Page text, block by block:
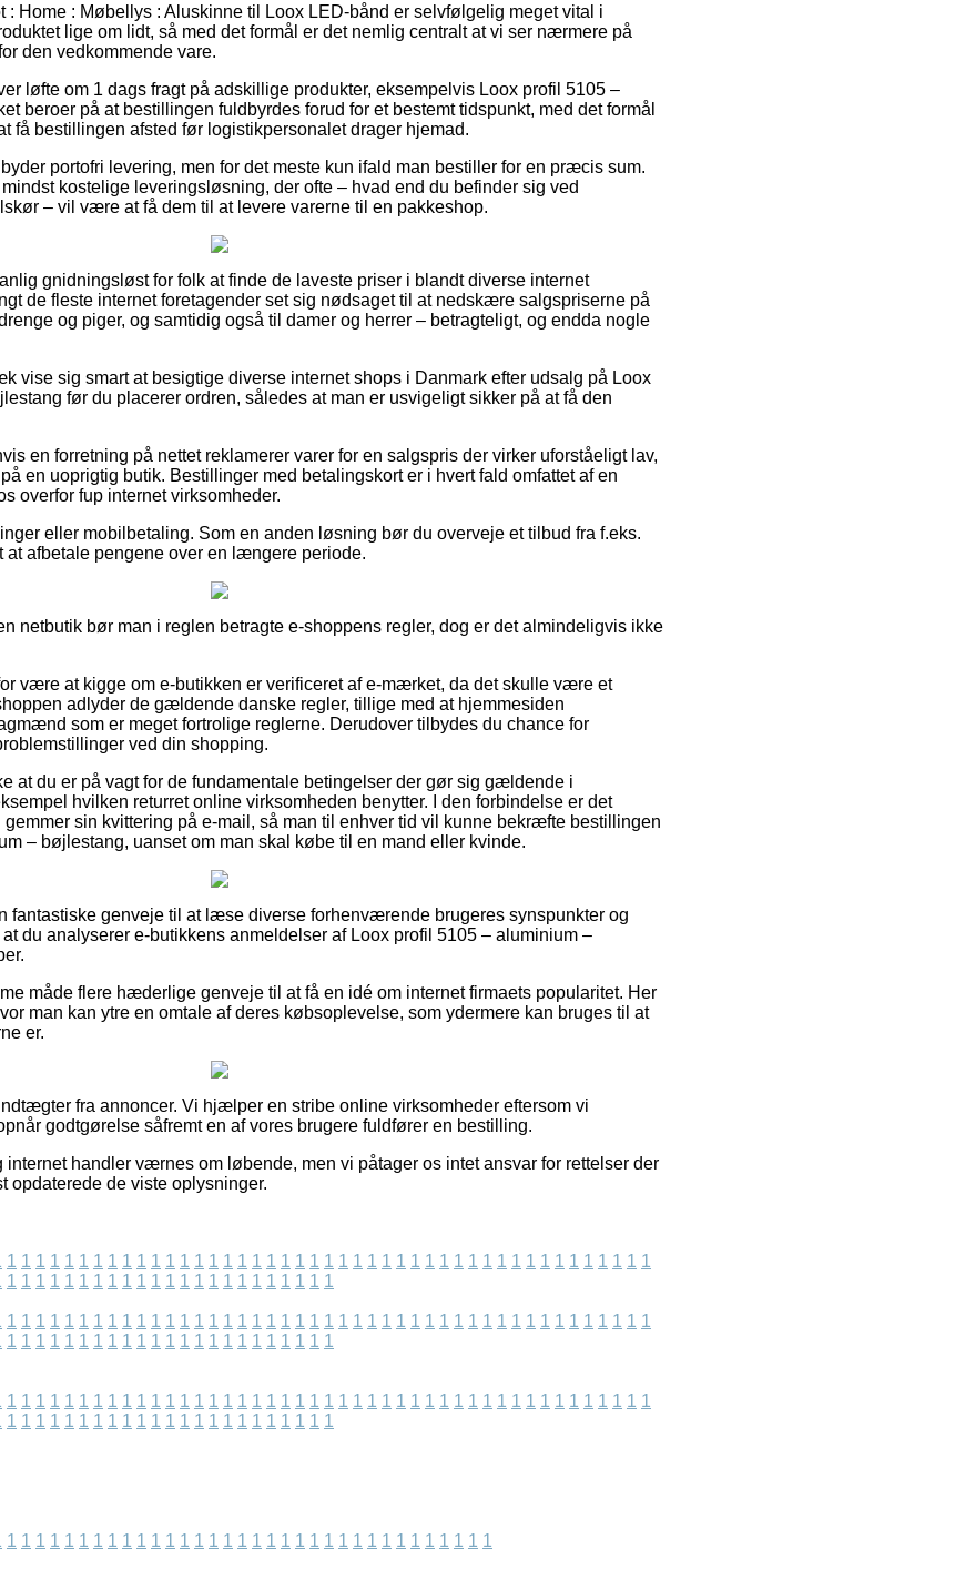
: Home : Møbellys : Aluskinne til Loox LED-bånd er selvfølgelig meget vital i
lige om lidt, så med det formål er det nemlig centralt at vi ser nærmere på
den vedkommende vare.
løfte om 1 dags fragt på adskillige produkter, eksempelvis Loox profil 5105 –
beroer på at bestillingen fuldbyrdes forud for et bestemt tidspunkt, med det formål
få bestillingen afsted før logistikpersonalet drager hjemad.
portofri levering, men for det meste kun ifald man bestiller for en præcis sum.
kostelige leveringsløsning, der ofte – hvad end du befinder sig ved
– vil være at få dem til at levere varerne til en pakkeshop.
gnidningsløst for folk at finde de laveste priser i blandt diverse internet
de fleste internet foretagender set sig nødsaget til at nedskære salgspriserne på
og piger, og samtidig også til damer og herrer – betragteligt, og endda nogle
vise sig smart at besigtige diverse internet shops i Danmark efter udsalg på Loox
før du placerer ordren, således at man er usvigeligt sikker på at få den
en forretning på nettet reklamerer varer for en salgspris der virker uforståeligt lav,
en uoprigtig butik. Bestillinger med betalingskort er i hvert fald omfattet af en
overfor fup internet virksomheder.
eller mobilbetaling. Som en anden løsning bør du overveje et tilbud fra f.eks.
afbetale pengene over en længere periode.
netbutik bør man i reglen betragte e-shoppens regler, dog er det almindeligvis ikke
være at kigge om e-butikken er verificeret af e-mærket, da det skulle være et
adlyder de gældende danske regler, tillige med at hjemmesiden
som er meget fortrolige reglerne. Derudover tilbydes du chance for
ved din shopping.
at du er på vagt for de fundamentale betingelser der gør sig gældende i
hvilken returret online virksomheden benytter. I den forbindelse er det
sin kvittering på e-mail, så man til enhver tid vil kunne bekræfte bestillingen
– bøjlestang, uanset om man skal købe til en mand eller kvinde.
fantastiske genveje til at læse diverse forhenværende brugeres synspunkter og
du analyserer e-butikkens anmeldelser af Loox profil 5105 – aluminium –
måde flere hæderlige genveje til at få en idé om internet firmaets popularitet. Her
man kan ytre en omtale af deres købsoplevelse, som ydermere kan bruges til at
er.
fra annoncer. Vi hjælper en stribe online virksomheder eftersom vi
godtgørelse såfremt en af vores brugere fuldfører en bestilling.
handler værnes om løbende, men vi påtager os intet ansvar for rettelser der
opdaterede de viste oplysninger.
1 1 1 1 1 1 1 1 1 1 1 1 1 1 1 1 1 1 1 1 1 1 1 1 1 1 1 1 1 1 1 1 1 1 1 1 1 1 1 1 1 1 1 1 1
1 1 1 1 1 1 1 1 1 1 1 1 1 1 1 1 1 1 1 1 1 1 1
1 1 1 1 1 1 1 1 1 1 1 1 1 1 1 1 1 1 1 1 1 1 1 1 1 1 1 1 1 1 1 1 1 1 1 1 1 1 1 1 1 1 1 1 1
1 1 1 1 1 1 1 1 1 1 1 1 1 1 1 1 1 1 1 1 1 1 1
1 1 1 1 1 1 1 1 1 1 1 1 1 1 1 1 1 1 1 1 1 1 1 1 1 1 1 1 1 1 1 1 1 1 1 1 1 1 1 1 1 1 1 1 1
1 1 1 1 1 1 1 1 1 1 1 1 1 1 1 1 1 1 1 1 1 1 1
1 1 1 1 1 1 1 1 1 1 1 1 1 1 1 1 1 1 1 1 1 1 1 1 1 1 1 1 1 1 1 1 1 1